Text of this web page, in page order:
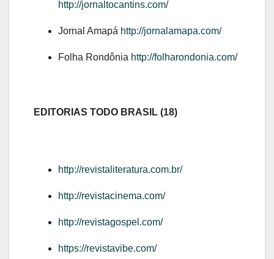
http://jornaltocantins.com/
Jornal Amapá http://jornalamapa.com/
Folha Rondônia http://folharondonia.com/
EDITORIAS TODO BRASIL (18)
http://revistaliteratura.com.br/
http://revistacinema.com/
http://revistagospel.com/
https://revistavibe.com/